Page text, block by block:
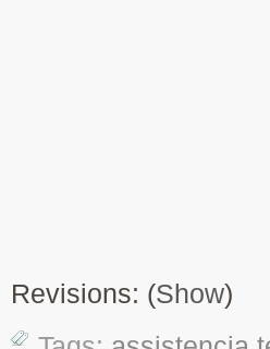
Revisions: (Show)